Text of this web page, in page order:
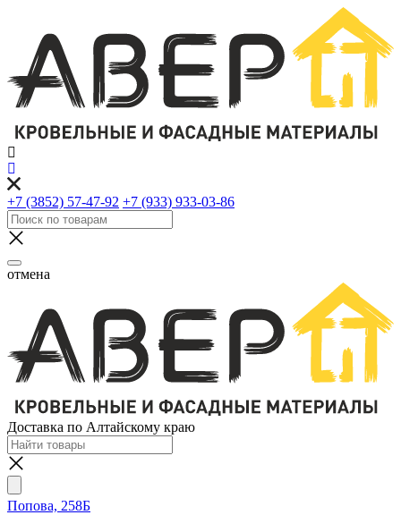
+7 (3852) 57-47-92 +7 (933) 933-03-86
отмена
Доставка по Алтайскому краю
Попова, 258Б